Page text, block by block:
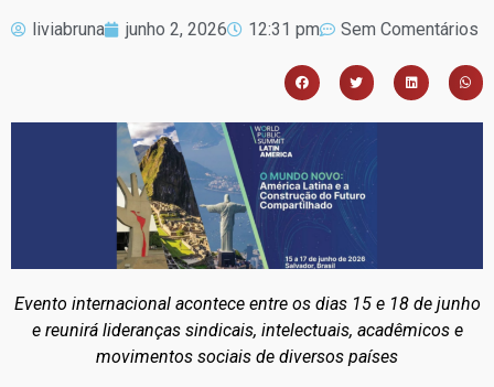
liviabruna junho 2, 2026 12:31 pm Sem Comentários
Evento internacional acontece entre os dias 15 e 18 de junho
e reunirá lideranças sindicais, intelectuais, acadêmicos e
movimentos sociais de diversos países